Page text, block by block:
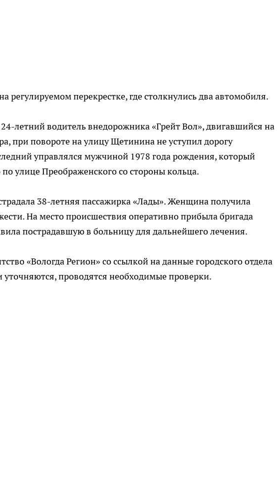
регулируемом перекрестке, где столкнулись два автомобиля.
летний водитель внедорожника «Грейт Вол», двигавшийся на
при повороте на улицу Щетинина не уступил дорогу
управлялся мужчиной 1978 года рождения, который
улице Преображенского со стороны кольца.
38-летняя пассажирка «Лады». Женщина получила
На место происшествия оперативно прибыла бригада
пострадавшую в больницу для дальнейшего лечения.
«Вологда Регион» со ссылкой на данные городского отдела
уточняются, проводятся необходимые проверки.